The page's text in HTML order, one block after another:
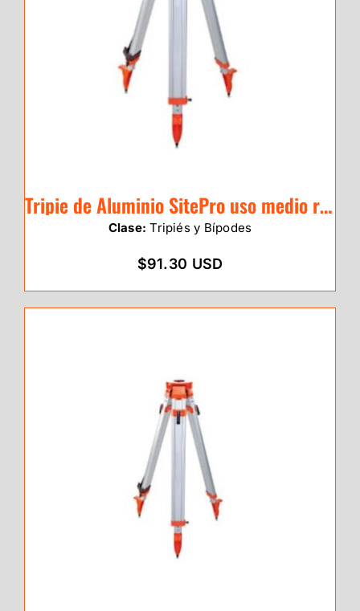
Tripie de Aluminio SitePro uso medio red cabeza redonda / 01-ALQR20-DCOR
Clase: Tripiés y Bípodes
$91.30 USD